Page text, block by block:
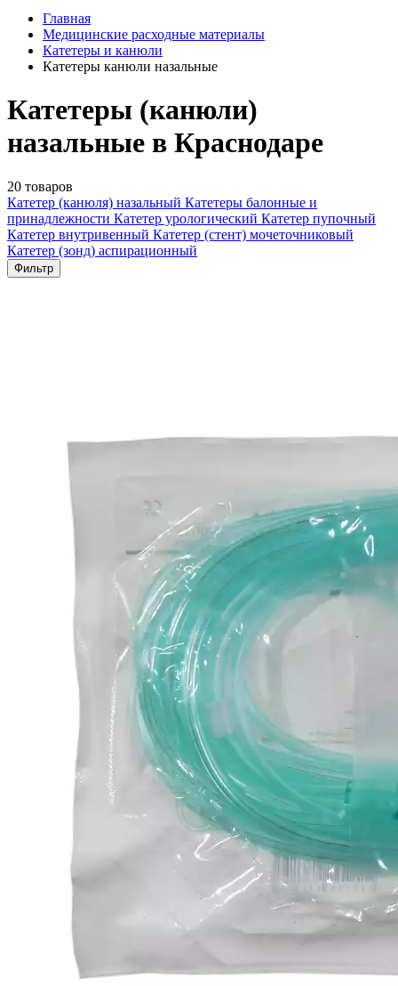
Главная
Медицинские расходные материалы
Катетеры и канюли
Катетеры канюли назальные
Катетеры (канюли)
назальные в Краснодаре
20 товаров
Катетер (канюля) назальный Катетеры балонные и
принадлежности Катетер урологический Катетер пупочный
Катетер внутривенный Катетер (стент) мочеточниковый
Катетер (зонд) аспирационный
Фильтр